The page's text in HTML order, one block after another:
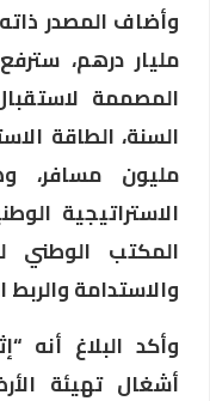
مليار درهم،
مليون مسافر،
المكتب الوطني
والاستدامة
وأكد البلاغ